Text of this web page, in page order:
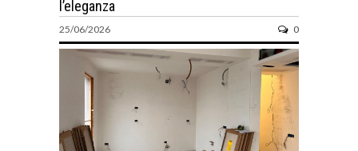
l’eleganza
25/06/2026 0